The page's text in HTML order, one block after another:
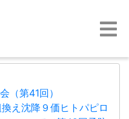
（第41回）
え沈降９価ヒトパピロ